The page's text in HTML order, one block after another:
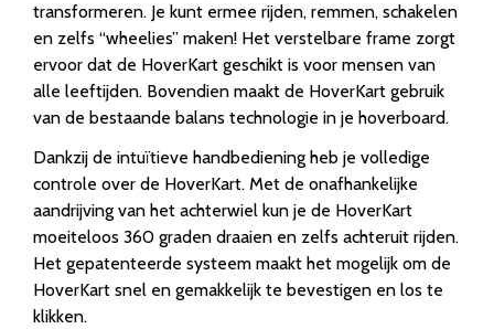
transformeren. Je kunt ermee rijden, remmen, schakelen
en zelfs “wheelies” maken! Het verstelbare frame zorgt
ervoor dat de HoverKart geschikt is voor mensen van
alle leeftijden. Bovendien maakt de HoverKart gebruik
van de bestaande balans technologie in je hoverboard.
Dankzij de intuïtieve handbediening heb je volledige
controle over de HoverKart. Met de onafhankelijke
aandrijving van het achterwiel kun je de HoverKart
moeiteloos 360 graden draaien en zelfs achteruit rijden.
Het gepatenteerde systeem maakt het mogelijk om de
HoverKart snel en gemakkelijk te bevestigen en los te
klikken.